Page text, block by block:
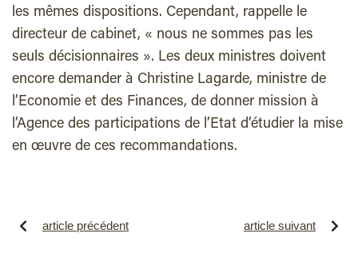
les mêmes dispositions. Cependant, rappelle le
directeur de cabinet, « nous ne sommes pas les
seuls décisionnaires ». Les deux ministres doivent
encore demander à Christine Lagarde, ministre de
l’Economie et des Finances, de donner mission à
l’Agence des participations de l’Etat d’étudier la mise
en œuvre de ces recommandations.
article précédent article suivant